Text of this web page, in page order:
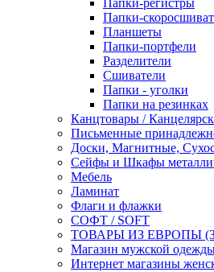
Папки-регистры
Папки-
Планшеты
Папки-портфели
Разделители
Сшиватели
Папки - уголки
Папки на резинках
Канцтовары /
Письменные
Доски, Магнитные,
Сейфы и Шкафы
Мебель
Ламинат
Флаги и флажки
СОФТ / SOFT
ТОВАРЫ ИЗ ЕВРОПЫ
Магазин мужской
Интернет магазины